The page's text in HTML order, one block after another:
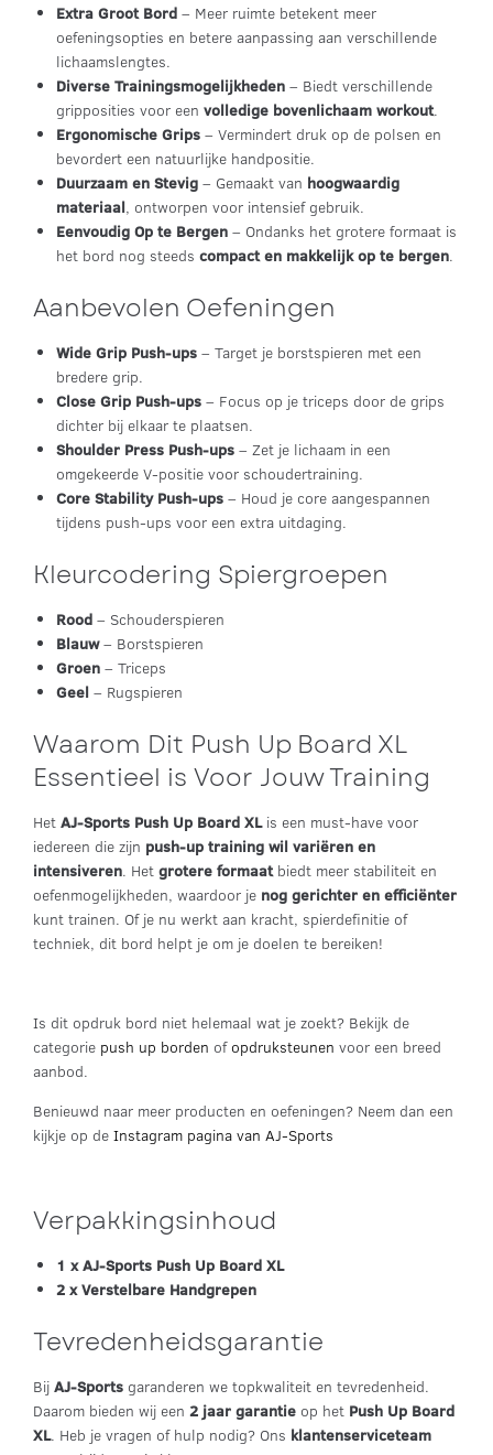
Extra Groot Bord – Meer ruimte betekent meer
oefeningsopties en betere aanpassing aan verschillende
lichaamslengtes.
Diverse Trainingsmogelijkheden – Biedt verschillende
gripposities voor een volledige bovenlichaam workout.
Ergonomische Grips – Vermindert druk op de polsen en
bevordert een natuurlijke handpositie.
Duurzaam en Stevig – Gemaakt van hoogwaardig
materiaal, ontworpen voor intensief gebruik.
Eenvoudig Op te Bergen – Ondanks het grotere formaat is
het bord nog steeds compact en makkelijk op te bergen.
Aanbevolen Oefeningen
Wide Grip Push-ups – Target je borstspieren met een
bredere grip.
Close Grip Push-ups – Focus op je triceps door de grips
dichter bij elkaar te plaatsen.
Shoulder Press Push-ups – Zet je lichaam in een
omgekeerde V-positie voor schoudertraining.
Core Stability Push-ups – Houd je core aangespannen
tijdens push-ups voor een extra uitdaging.
Kleurcodering Spiergroepen
Rood – Schouderspieren
Blauw– Borstspieren
Groen – Triceps
Geel – Rugspieren
Waarom Dit Push Up Board XL
Essentieel is Voor Jouw Training
Het AJ-Sports Push Up Board XLis een must-have voor
iedereen die zijn push-up training wil variëren en
intensiveren. Het grotere formaatbiedt meer stabiliteit en
oefenmogelijkheden, waardoor je nog gerichter en efficiënter
kunt trainen. Of je nu werkt aan kracht, spierdefinitie of
techniek, dit bord helpt je om je doelen te bereiken!
Is dit opdruk bord niet helemaal wat je zoekt? Bekijk de
categorie push up borden ofopdruksteunen voor een breed
aanbod.
Benieuwd naar meer producten en oefeningen? Neem dan een
kijkje op de Instagram pagina van AJ-Sports
Verpakkingsinhoud
1 x AJ-Sports Push Up Board XL
2 x Verstelbare Handgrepen
Tevredenheidsgarantie
Bij AJ-Sports garanderen we topkwaliteit en tevredenheid.
Daarom bieden wij een 2 jaar garantie op het Push Up Board
XL. Heb je vragen of hulp nodig? Ons klantenserviceteam